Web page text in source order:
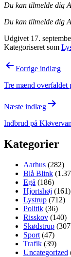
Du kan tilmelde dig
Du kan tilmelde dig
Udgivet 17.
Kategoriseret som
Forrige indlæg
Tre mænd overfaldet
Næste indlæg
Indbrud på
Kategorier
Aarhus (282)
Blå Blink
Egå (186)
Hjortshøj (161)
Lystrup (712)
Politik (36)
Risskov (140)
Skødstrup
Sport (47)
Trafik (39)
Uncategorized